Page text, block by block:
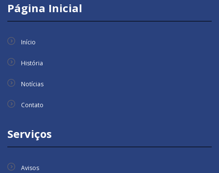
Página Inicial
Início
História
Notícias
Contato
Serviços
Avisos